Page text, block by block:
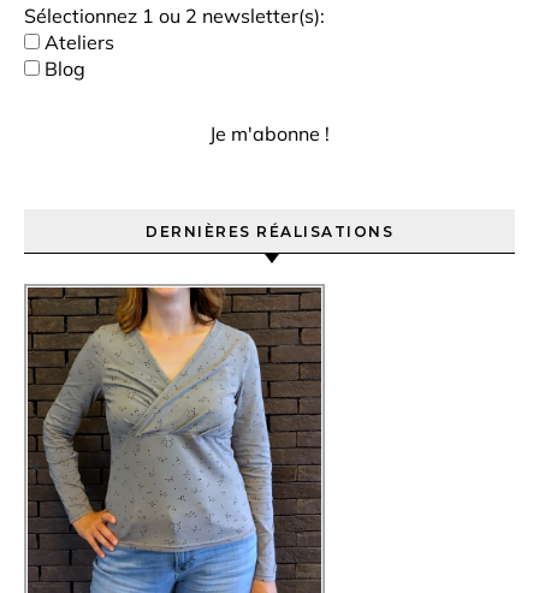
Sélectionnez 1 ou 2 newsletter(s):
Ateliers
Blog
DERNIÈRES RÉALISATIONS